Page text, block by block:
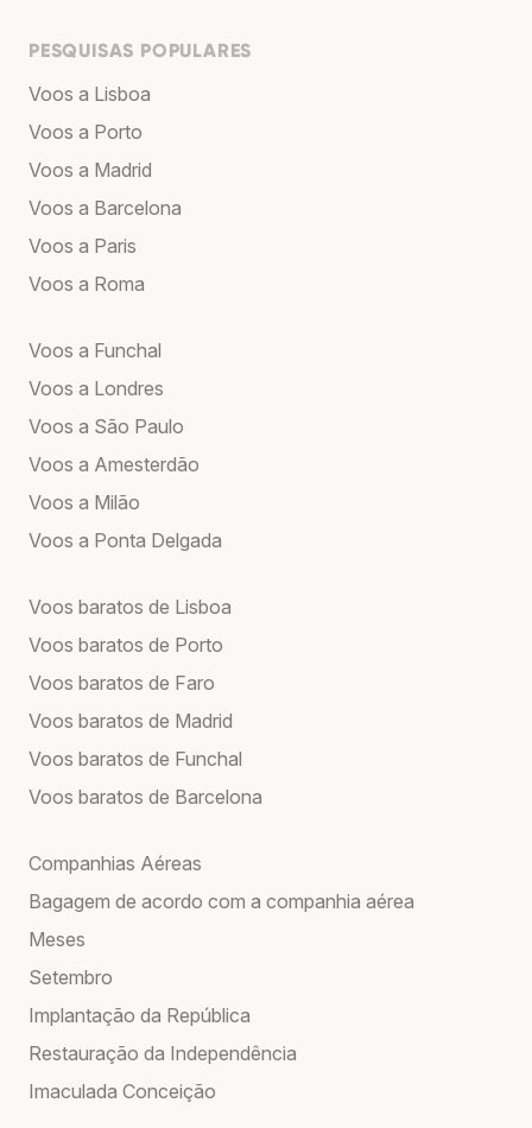
PESQUISAS POPULARES
Voos a Lisboa
Voos a Porto
Voos a Madrid
Voos a Barcelona
Voos a Paris
Voos a Roma
Voos a Funchal
Voos a Londres
Voos a São Paulo
Voos a Amesterdão
Voos a Milão
Voos a Ponta Delgada
Voos baratos de Lisboa
Voos baratos de Porto
Voos baratos de Faro
Voos baratos de Madrid
Voos baratos de Funchal
Voos baratos de Barcelona
Companhias Aéreas
Bagagem de acordo com a companhia aérea
Meses
Setembro
Implantação da República
Restauração da Independência
Imaculada Conceição